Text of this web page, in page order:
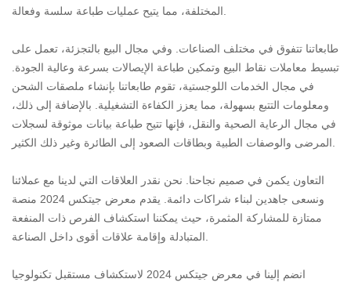
طابعاتنا تتفوق في مختلف الصناعات. وفي مجال البيع بالتجزئة، تعمل على
تبسيط معاملات نقاط البيع وتمكين طباعة الإيصالات بسرعة وعالية الجودة.
في مجال الخدمات اللوجستية، تقوم طابعاتنا بإنشاء ملصقات الشحن
ومعلومات التتبع بسهولة، مما يعزز الكفاءة التشغيلية. بالإضافة إلى ذلك،
في مجال الرعاية الصحية والنقل، فإنها تتيح طباعة بيانات موثوقة لسجلات
التعاون يكمن في صميم نجاحنا. نحن نقدر العلاقات التي لدينا مع عملائنا
ونسعى جاهدين لبناء شراكات دائمة. يقدم معرض جيتكس 2024 منصة
ممتازة للمشاركة المثمرة، حيث يمكننا استكشاف الفرص ذات المنفعة
انضم إلينا في معرض جيتكس 2024 لاستكشاف مستقبل تكنولوجيا